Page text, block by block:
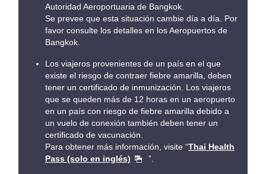
Autoridad Aeroportuaria de Bangkok.
Se prevee que esta situación cambie día a día. Por
favor consulte los detalles en los Aeropuertos de
Bangkok.
Los viajeros provenientes de un país en el que
existe el riesgo de contraer fiebre amarilla, deben
tener un certificado de inmunización. Los viajeros
que se queden más de 12 horas en un aeropuerto
en un país con riesgo de fiebre amarilla debido a
un vuelo de conexión también deben tener un
certificado de vacunación.
Para obtener más información, visite “Thai Health
Pass (solo en inglés)
”.